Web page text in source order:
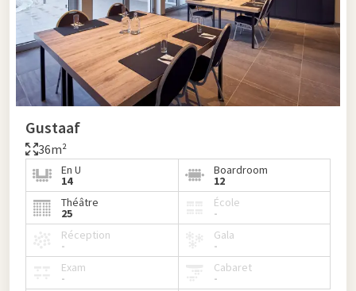
Gustaaf
36m²
En U
14
Boardroom
12
Théâtre
25
École
-
Réception
-
Gala
-
Exam
-
Cabaret
-